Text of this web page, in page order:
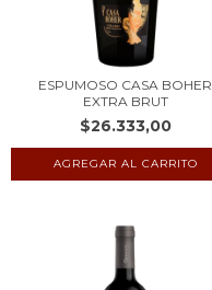
ESPUMOSO CASA BOHER
EXTRA BRUT
$26.333,00